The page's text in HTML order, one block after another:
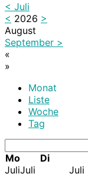
< Juli
< 2026 >
August
September >
«
»
Monat
Liste
Woche
Tag
Mo Di
JuliJuli Juli